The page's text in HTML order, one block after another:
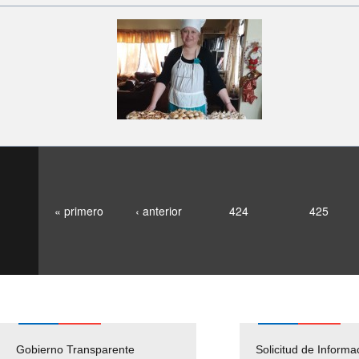
« primero ‹ anterior 424 425
Gobierno Transparente Solicitud de
Pago Proveedores